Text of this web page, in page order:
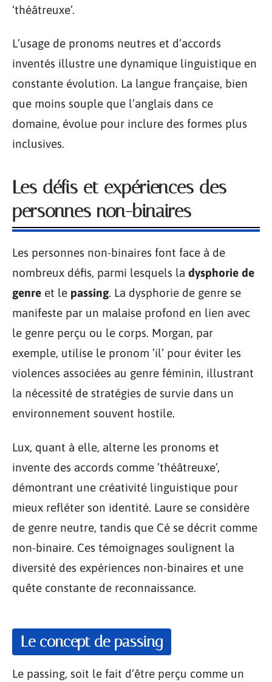
‘théâtreuxe’.
L’usage de pronoms neutres et d’accords
inventés illustre une dynamique linguistique en
constante évolution. La langue française, bien
que moins souple que l’anglais dans ce
domaine, évolue pour inclure des formes plus
inclusives.
Les défis et expériences des
personnes non-binaires
Les personnes non-binaires font face à de
nombreux défis, parmi lesquels la dysphorie de
genre et le passing. La dysphorie de genre se
manifeste par un malaise profond en lien avec
le genre perçu ou le corps. Morgan, par
exemple, utilise le pronom ’il’ pour éviter les
violences associées au genre féminin, illustrant
la nécessité de stratégies de survie dans un
environnement souvent hostile.
Lux, quant à elle, alterne les pronoms et
invente des accords comme ’théâtreuxe’,
démontrant une créativité linguistique pour
mieux refléter son identité. Laure se considère
de genre neutre, tandis que Cé se décrit comme
non-binaire. Ces témoignages soulignent la
diversité des expériences non-binaires et une
quête constante de reconnaissance.
Le concept de passing
Le passing, soit le fait d’être perçu comme un